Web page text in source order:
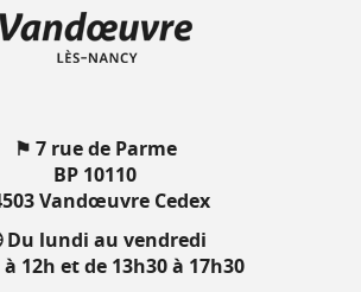
⚑ 7 rue de Parme
BP 10110
Vandœuvre Cedex
Du lundi au vendredi
à 12h et de 13h30 à 17h30